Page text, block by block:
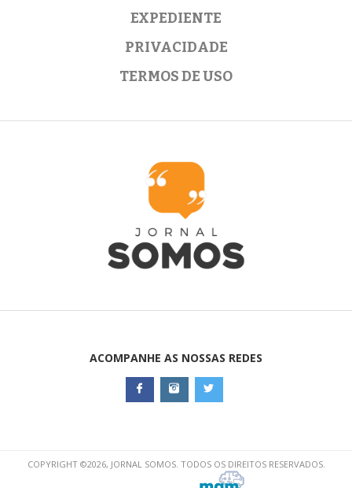
EXPEDIENTE
PRIVACIDADE
TERMOS DE USO
ACOMPANHE AS NOSSAS REDES
COPYRIGHT ©2026, JORNAL SOMOS. TODOS OS DIREITOS RESERVADOS.